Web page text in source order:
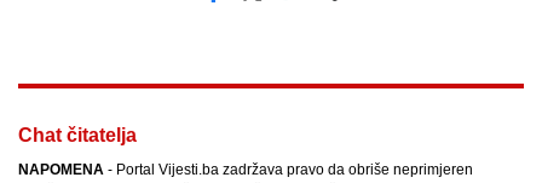
Chat čitatelja
NAPOMENA - Portal Vijesti.ba zadržava pravo da obriše neprimjeren